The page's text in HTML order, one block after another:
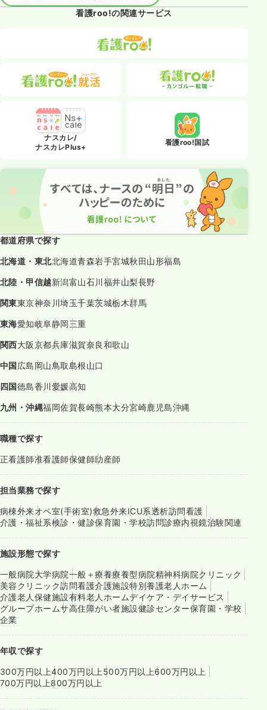
看護roo!の関連サービス
ナスカレ/
ナスカレPlus+
看護roo!国試
都道府県で探す
北海道・東北北海道青森岩手宮城秋田山形福島
北陸・甲信越新潟富山石川福井山梨長野
関東東京神奈川埼玉千葉茨城栃木群馬
東海愛知岐阜静岡三重
関西大阪京都兵庫滋賀奈良和歌山
中国広島岡山鳥取島根山口
四国徳島香川愛媛高知
九州・沖縄福岡佐賀長崎熊本大分宮崎鹿児島沖縄
職種で探す
正看護師准看護師保健師助産師
担当業務で探す
病棟外来オペ室(手術室)救急外来ICU系透析訪問看護
介護・福祉系検診・健診保育園・学校訪問診療内視鏡治験関連
施設形態で探す
一般病院大学病院一般＋療養療養型病院精神科病院クリニック
美容クリニック訪問看護介護施設特別養護老人ホーム
介護老人保健施設有料老人ホームデイケア・デイサービス
グループホームサ高住障がい者施設健診センター保育園・学校
企業
年収で探す
300万円以上400万円以上 500万円以上600万円以上
700万円以上800万円以上